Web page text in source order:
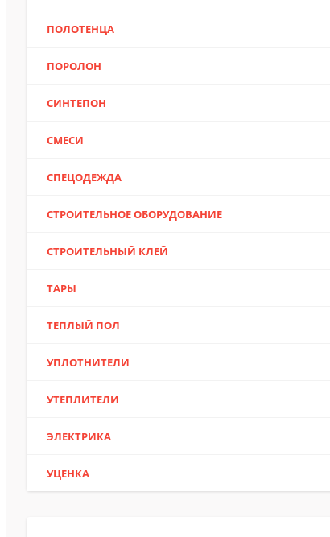
ПОЛОТЕНЦА
ПОРОЛОН
СИНТЕПОН
СМЕСИ
СПЕЦОДЕЖДА
СТРОИТЕЛЬНОЕ ОБОРУДОВАНИЕ
СТРОИТЕЛЬНЫЙ КЛЕЙ
ТАРЫ
ТЕПЛЫЙ ПОЛ
УПЛОТНИТЕЛИ
УТЕПЛИТЕЛИ
ЭЛЕКТРИКА
УЦЕНКА